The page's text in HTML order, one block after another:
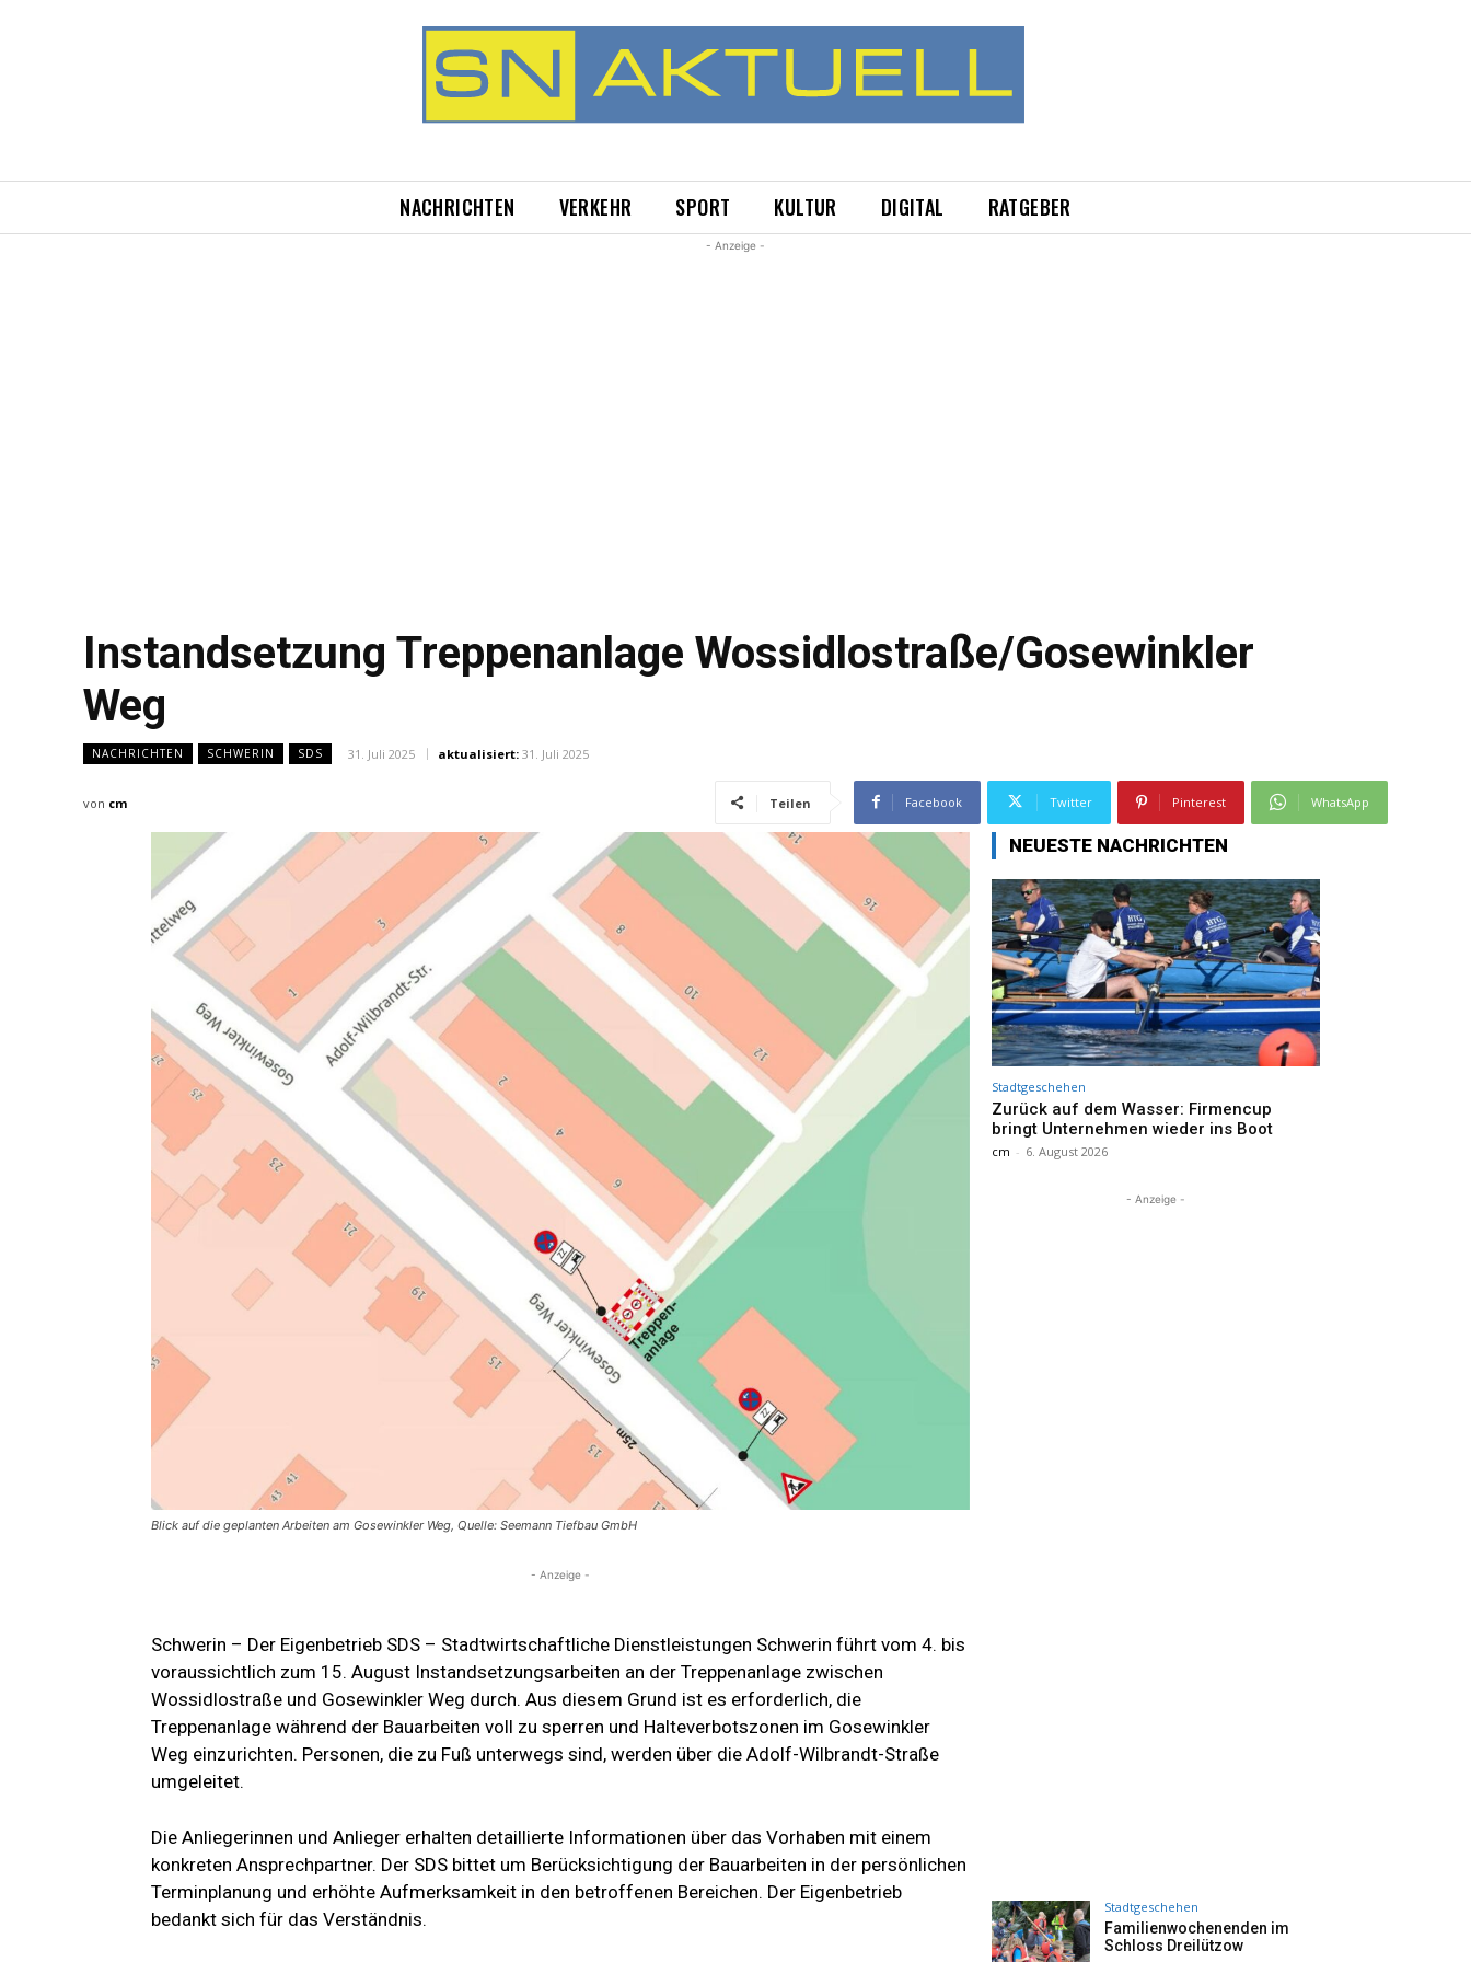
NACHRICHTEN VERKEHR SPORT KULTUR DIGITAL RATGEBER
- Anzeige -
Instandsetzung Treppenanlage Wossidlostraße/Gosewinkler
Weg
NACHRICHTEN SCHWERIN SDS 31. Juli 2025 aktualisiert: 31. Juli 2025
von cm Teilen Facebook Twitter Pinterest WhatsApp
Blick auf die geplanten Arbeiten am Gosewinkler Weg, Quelle: Seemann Tiefbau GmbH
- Anzeige -
Schwerin – Der Eigenbetrieb SDS – Stadtwirtschaftliche Dienstleistungen Schwerin führt vom 4. bis
voraussichtlich zum 15. August Instandsetzungsarbeiten an der Treppenanlage zwischen
Wossidlostraße und Gosewinkler Weg durch. Aus diesem Grund ist es erforderlich, die
Treppenanlage während der Bauarbeiten voll zu sperren und Halteverbotszonen im Gosewinkler
Weg einzurichten. Personen, die zu Fuß unterwegs sind, werden über die Adolf-Wilbrandt-Straße
umgeleitet.
Die Anliegerinnen und Anlieger erhalten detaillierte Informationen über das Vorhaben mit einem
konkreten Ansprechpartner. Der SDS bittet um Berücksichtigung der Bauarbeiten in der persönlichen
Terminplanung und erhöhte Aufmerksamkeit in den betroffenen Bereichen. Der Eigenbetrieb
bedankt sich für das Verständnis.
NEUESTE NACHRICHTEN
Stadtgeschehen
Zurück auf dem Wasser: Firmencup
bringt Unternehmen wieder ins Boot
cm - 6. August 2026
- Anzeige -
Stadtgeschehen
Familienwochenenden im
Schloss Dreilützow